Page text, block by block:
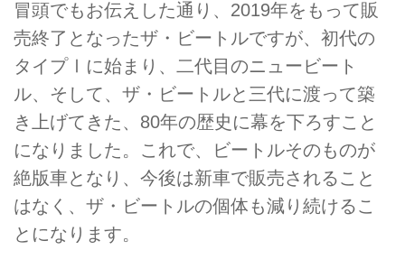
冒頭でもお伝えした通り、2019年をもって販
売終了となったザ・ビートルですが、初代の
タイプⅠに始まり、二代目のニュービート
ル、そして、ザ・ビートルと三代に渡って築
き上げてきた、80年の歴史に幕を下ろすこと
になりました。これで、ビートルそのものが
絶版車となり、今後は新車で販売されること
はなく、ザ・ビートルの個体も減り続けるこ
とになります。